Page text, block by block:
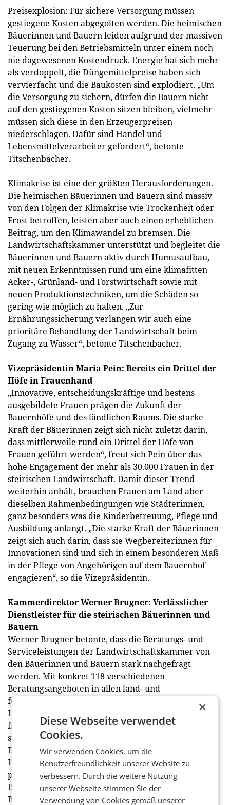
Preisexplosion: Für sichere Versorgung müssen
gestiegene Kosten abgegolten werden. Die heimischen
Bäuerinnen und Bauern leiden aufgrund der massiven
Teuerung bei den Betriebsmitteln unter einem noch
nie dagewesenen Kostendruck. Energie hat sich mehr
als verdoppelt, die Düngemittelpreise haben sich
vervierfacht und die Baukosten sind explodiert. „Um
die Versorgung zu sichern, dürfen die Bauern nicht
auf den gestiegenen Kosten sitzen bleiben, vielmehr
müssen sich diese in den Erzeugerpreisen
niederschlagen. Dafür sind Handel und
Lebensmittelverarbeiter gefordert“, betonte
Titschenbacher.
Klimakrise ist eine der größten Herausforderungen.
Die heimischen Bäuerinnen und Bauern sind massiv
von den Folgen der Klimakrise wie Trockenheit oder
Frost betroffen, leisten aber auch einen erheblichen
Beitrag, um den Klimawandel zu bremsen. Die
Landwirtschaftskammer unterstützt und begleitet die
Bäuerinnen und Bauern aktiv durch Humusaufbau,
mit neuen Erkenntnissen rund um eine klimafitten
Acker-, Grünland- und Forstwirtschaft sowie mit
neuen Produktionstechniken, um die Schäden so
gering wie möglich zu halten. „Zur
Ernährungssicherung verlangen wir auch eine
prioritäre Behandlung der Landwirtschaft beim
Zugang zu Wasser“, betonte Titschenbacher.
Vizepräsidentin Maria Pein: Bereits ein Drittel der
Höfe in Frauenhand
„Innovative, entscheidungskräftige und bestens
ausgebildete Frauen prägen die Zukunft der
Bauernhöfe und des ländlichen Raums. Die starke
Kraft der Bäuerinnen zeigt sich nicht zuletzt darin,
dass mittlerweile rund ein Drittel der Höfe von
Frauen geführt werden“, freut sich Pein über das
hohe Engagement der mehr als 30.000 Frauen in der
steirischen Landwirtschaft. Damit dieser Trend
weiterhin anhält, brauchen Frauen am Land aber
dieselben Rahmenbedingungen wie Städterinnen,
ganz besonders was die Kinderbetreuung, Pflege und
Ausbildung anlangt. „Die starke Kraft der Bäuerinnen
zeigt sich auch darin, dass sie Wegbereiterinnen für
Innovationen sind und sich in einem besonderen Maß
in der Pflege von Angehörigen auf dem Bauernhof
engagieren“, so die Vizepräsidentin.
Kammerdirektor Werner Brugner: Verlässlicher
Dienstleister für die steirischen Bäuerinnen und
Bauern
Werner Brugner betonte, dass die Beratungs- und
Serviceleistungen der Landwirtschaftskammer von
den Bäuerinnen und Bauern stark nachgefragt
werden. Mit konkret 118 verschiedenen
Beratungsangeboten in allen land- und
forstwirtschaftlichen Fachbereichen hat die
Landwirtschaftskammer allein im Jahr 2021
flächendeckend mehr als 160.000 Beratungen für die
steirischen Bäuerinnen und Bauern durchgeführt.
Damit nehmen die steirischen Bauernhöfe von der
Landwirtschaftskammer im Schnitt 4,8 Beratungen
pro Jahr in Anspruch. Die Beratungsleistungen sind
ISO-zertifiziert und werden von den Bäuerinnen und
Bauern mit der sehr zufriedenstellenden Note 1,5
×
Diese Webseite verwendet
Cookies.
Wir verwenden Cookies, um die
Benutzerfreundlichkeit unserer Website zu
verbessern. Durch die weitere Nutzung
unserer Webseite stimmen Sie der
Verwendung von Cookies gemäß unserer